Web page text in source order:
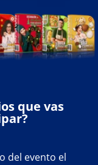
que vas
del evento el